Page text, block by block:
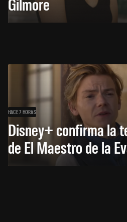
HACE 7 HORAS
Disney+ confirma la
de El Maestro de la